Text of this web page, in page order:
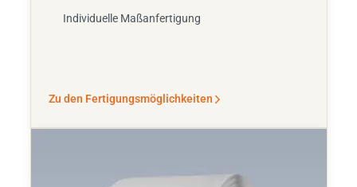
Individuelle Maßanfertigung
Zu den Fertigungsmöglichkeiten